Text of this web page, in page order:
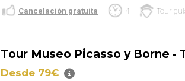
Cancelación gratuita 4 Tour
Tour Museo Picasso y Borne -
Desde 79€